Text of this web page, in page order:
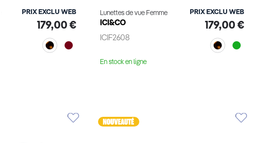
PRIX EXCLU WEB
179,00 €
Lunettes de vue Femme
ICI&CO
ICIF2608
PRIX EXCLU WEB
179,00 €
En stock en ligne